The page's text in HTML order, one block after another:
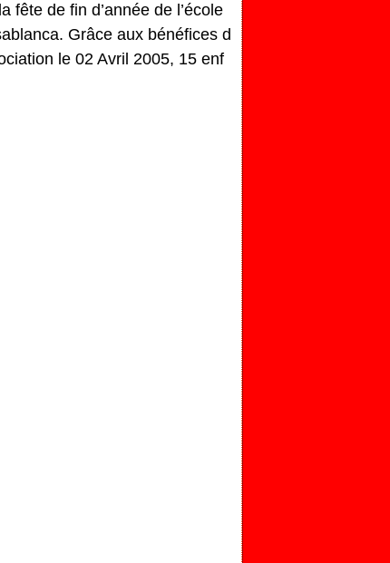
fête de fin d’année de l’école
Grâce aux bénéfices d
le 02 Avril 2005, 15 enf